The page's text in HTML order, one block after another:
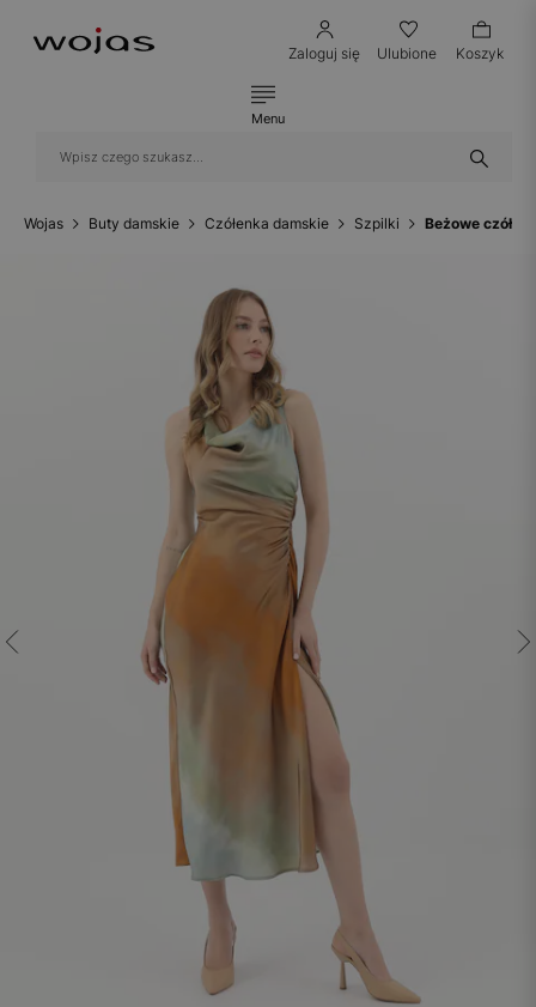
Zaloguj się Ulubione Koszyk
Menu
Wojas Buty damskie Czółenka damskie Szpilki Beżowe